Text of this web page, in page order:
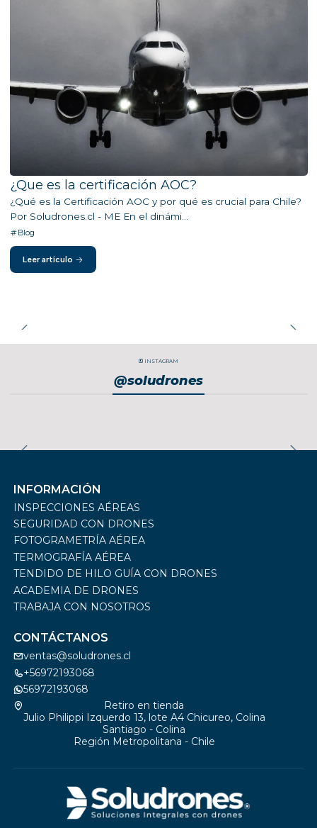
¿Que es la certificación AOC?
¿Qué es la Certificación AOC y por qué es crucial para Chile?
Por Soludrones.cl - ME En el dinámi...
Blog
Leer artículo
INSTAGRAM
@soludrones
INFORMACIÓN
INSPECCIONES AÉREAS
SEGURIDAD CON DRONES
FOTOGRAMETRÍA AÉREA
TERMOGRAFÍA AÉREA
TENDIDO DE HILO GUÍA CON DRONES
ACADEMIA DE DRONES
TRABAJA CON NOSOTROS
CONTÁCTANOS
ventas@soludrones.cl
+56972193068
56972193068
Retiro en tienda
Julio Philippi Izquerdo 13, lote A4 Chicureo, Colina
Santiago - Colina
Región Metropolitana - Chile